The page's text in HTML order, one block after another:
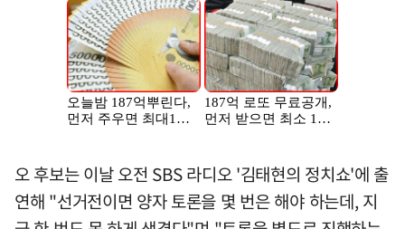
오 후보는 이날 오전 SBS 라디오 '김태현의 정치쇼'에 출
연해 "선거전이면 양자 토론을 몇 번은 해야 하는데, 지